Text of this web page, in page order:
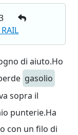
di aiuto.Ho
gasolio
sopra il
punterie.Ha
con un filo di